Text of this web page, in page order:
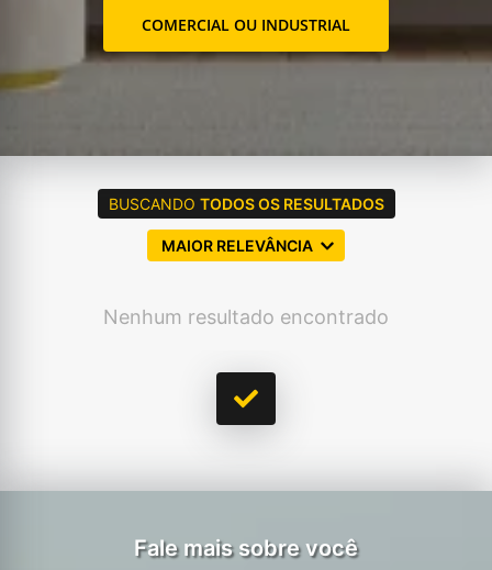
COMERCIAL OU INDUSTRIAL
BUSCANDO TODOS OS RESULTADOS
MAIOR RELEVÂNCIA
Nenhum resultado encontrado
Fale mais sobre você